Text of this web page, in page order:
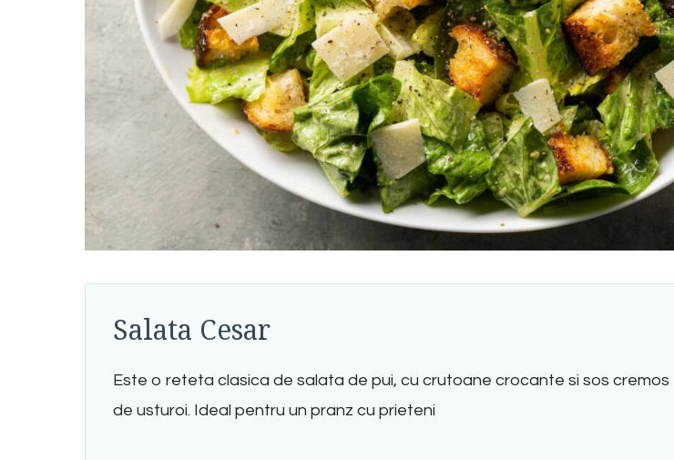
Salata Cesar
Este o reteta clasica de salata de pui, cu crutoane crocante si sos cremos
de usturoi. Ideal pentru un pranz cu prieteni